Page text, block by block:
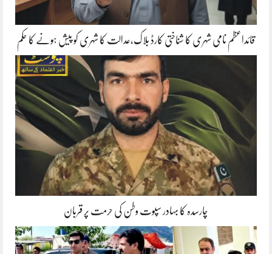
قائداعظم نامی شہری کا شناختی کارڈ بلاک،عدالت کا شہری کو پیش ہونے کا حکم
چارسدہ کا بہادر سپوت وطن کی حرمت پر قربان